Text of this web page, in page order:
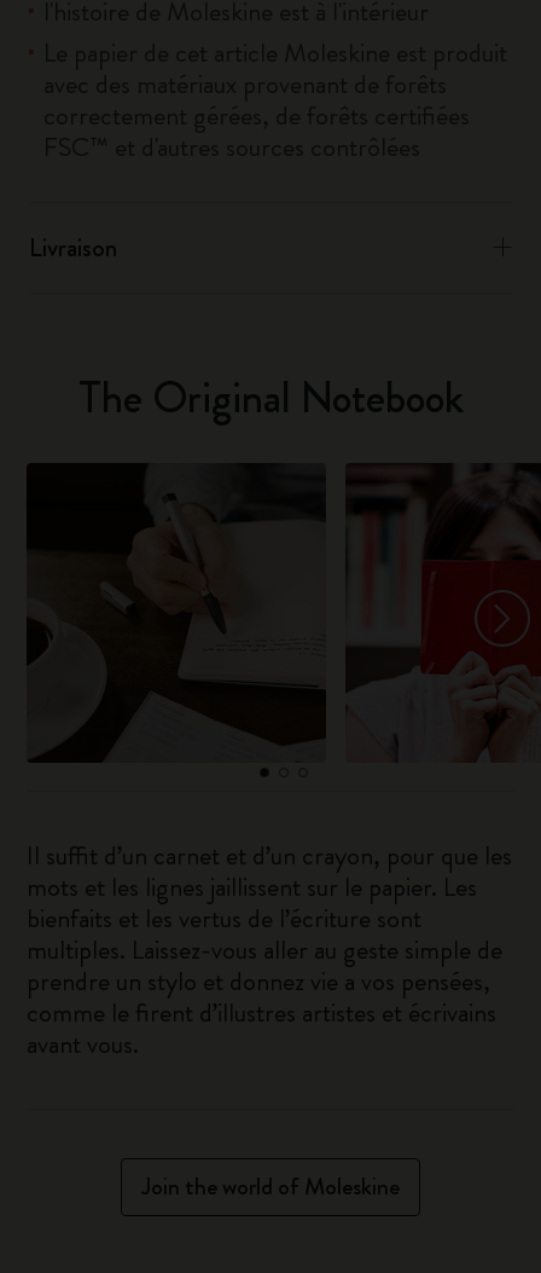
Livraison
The Original Notebook
Il suffit d’un carnet et d’un crayon, pour que les
mots et les lignes jaillissent sur le papier. Les
bienfaits et les vertus de l’écriture sont
multiples. Laissez-vous aller au geste simple de
prendre un stylo et donnez vie a vos pensées,
comme le firent d’illustres artistes et écrivains
avant vous.
Join the world of Moleskine